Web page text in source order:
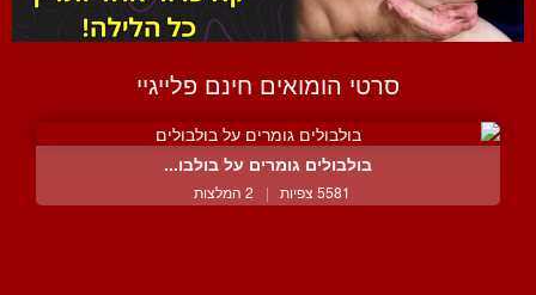
סרטי הומואים חינם פלייגיי
בולבולים גומרים על בולבו...
5581 צפיות | 2 המלצות